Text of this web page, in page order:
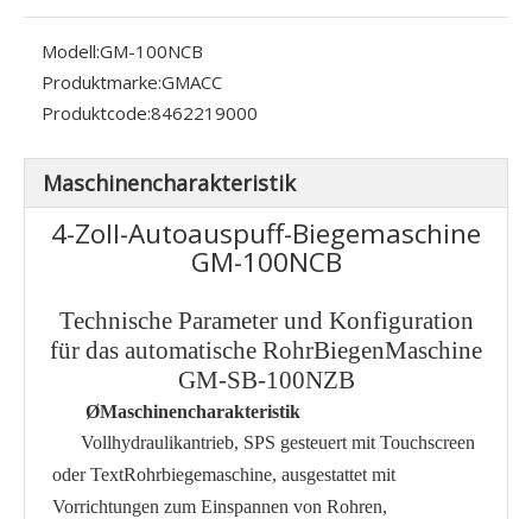
Modell:GM-100NCB
Produktmarke:GMACC
Produktcode:8462219000
Maschinencharakteristik
4-Zoll-Autoauspuff-Biegemaschine
GM-100NCB
Technische Parameter und Konfiguration
für das automatische RohrBiegenMaschine
GM-SB-100NZB
ØMaschinencharakteristik
Vollhydraulikantrieb, SPS gesteuert mit Touchscreen
oder TextRohrbiegemaschine, ausgestattet mit
Vorrichtungen zum Einspannen von Rohren,